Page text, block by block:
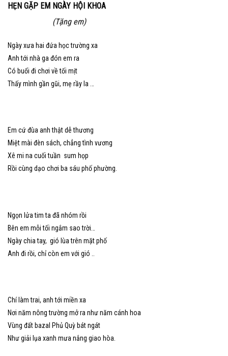
HẸN GẶP EM NGÀY HỘI KHOA
(Tặng em)
Ngày xưa hai đứa học trường xa
Anh tới nhà ga đón em ra
Có buổi đi chơi về tối mịt
Thấy mình gần gũi, mẹ rầy la …
Em cứ đùa anh thật dễ thương
Miệt mài đèn sách, chẳng tình vương
Xê mi na cuối tuần sum họp
Rồi cùng dạo chơi ba sáu phố phường.
Ngọn lửa tim ta đã nhóm rồi
Bên em mỗi tối ngắm sao trời…
Ngày chia tay, gió lùa trên mặt phố
Anh đi rồi, chỉ còn em với gió ..
Chí làm trai, anh tới miền xa
Nơi năm nông trường mở ra như năm cánh hoa
Vùng đất bazal Phủ Quỳ bát ngát
Như giải lụa xanh mưa nắng giao hòa.